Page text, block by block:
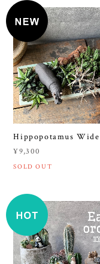
Hippopotamus Wide
¥9,300
SOLD OUT